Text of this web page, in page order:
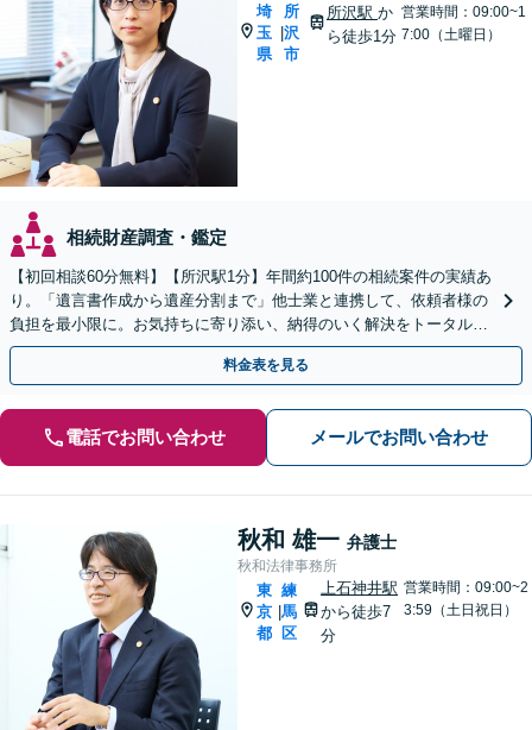
埼
玉
県
所
沢
市
所沢駅 か
ら徒歩1分
営業時間：09:00~1
7:00（土曜日）
相続財産調査・鑑定
【初回相談60分無料】【所沢駅1分】年間約100件の相続案件の実績あ
り。「遺言書作成から遺産分割まで」他士業と連携して、依頼者様の
負担を最小限に。お気持ちに寄り添い、納得のいく解決をトータル・
サポート【当日・夜間（18時まで）の相談可】
料金表を見る
電話でお問い合わせ メールでお問い合わせ
秋和 雄一 弁護士
秋和法律事務所
東
京
都
練
馬
区
上石神井駅
から徒歩7
分
営業時間：09:00~2
3:59（土日祝日）